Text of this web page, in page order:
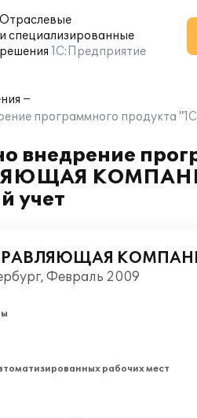
Отраслевые
и специализированные
решения 1С:Предприятие
программного
внедрение
КОМПАНИЯ
учет
Февраль 2009
рабочих мест